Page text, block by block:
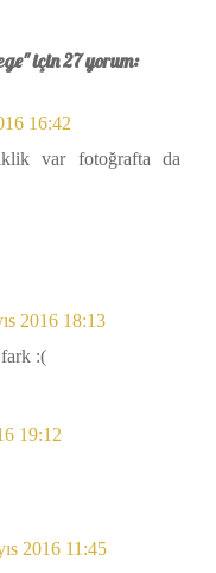
için 27 yorum:
16:42
var fotoğrafta da
2016 18:13
:(
19:12
2016 11:45